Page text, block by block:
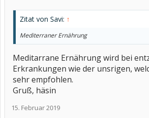
Zitat von Savi: ↑
Mediterraner Ernährung
Meditarrane Ernährung wird bei
Erkrankungen wie der unsrigen,
sehr empfohlen.
Gruß, häsin
15. Februar 2019